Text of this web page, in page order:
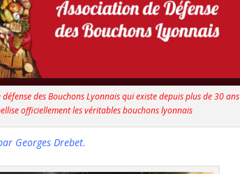
défense des Bouchons Lyonnais qui existe depuis plus de 30 ans
officiellement les véritables bouchons lyonnais
Georges Drebet.